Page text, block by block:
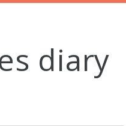
diary